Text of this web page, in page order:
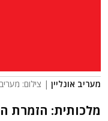
מעריב אונליין | צילום: מעריב
מלכותית: הזמרת